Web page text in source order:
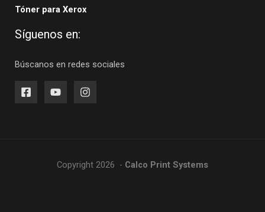
Tóner para Xerox
Síguenos en:
Búscanos en redes sociales
Copyright 2026 - Calco Print Systems